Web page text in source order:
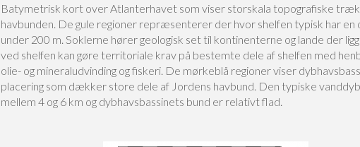
Batymetrisk kort over Atlanterhavet som viser storskala topografiske
havbunden. De gule regioner repræsenterer der hvor shelfen typisk har en
under 200 m. Soklerne hører geologisk set til kontinenterne og lande der
ved shelfen kan gøre territoriale krav på bestemte dele af shelfen med
olie- og mineraludvinding og fiskeri. De mørkeblå regioner viser
placering som dækker store dele af Jordens havbund. Den typiske
mellem 4 og 6 km og dybhavsbassinets bund er relativt flad.